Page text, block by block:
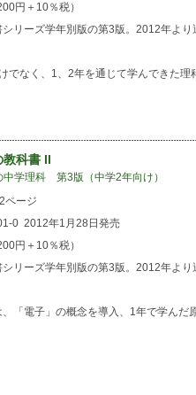
円＋10％税）
リーズ学年別版の第3版。2012年よ
でなく、1、2年を通じて学んできた
教科書 II
中学理科 第3版（中学2年向け）
ページ
0 2012年1月28日発売
円＋10％税）
リーズ学年別版の第3版。2012年よ
、「電子」の概念を導入、1年で学ん